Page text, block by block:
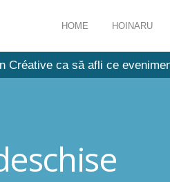
HOME HOINARU
Créative ca să afli ce